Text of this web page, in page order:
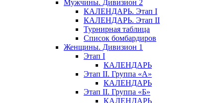
Мужчины. Дивизион 2
КАЛЕНДАРЬ. Этап I
КАЛЕНДАРЬ. Этап II
Турнирная таблица
Список бомбардиров
Женщины. Дивизион 1
Этап I
КАЛЕНДАРЬ
Этап II. Группа «А»
КАЛЕНДАРЬ
Этап II. Группа «Б»
КАЛЕНДАРЬ